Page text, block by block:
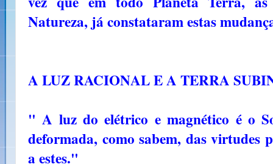
Natureza, já constataram estas
A LUZ RACIONAL E A TERRA
" A luz do elétrico e magnético é o
deformada, como sabem, das virtudes
a estes."